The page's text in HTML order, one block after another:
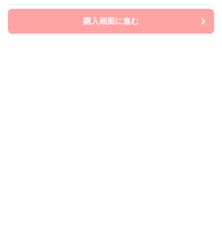
購入画面に進む
購入画面に進む